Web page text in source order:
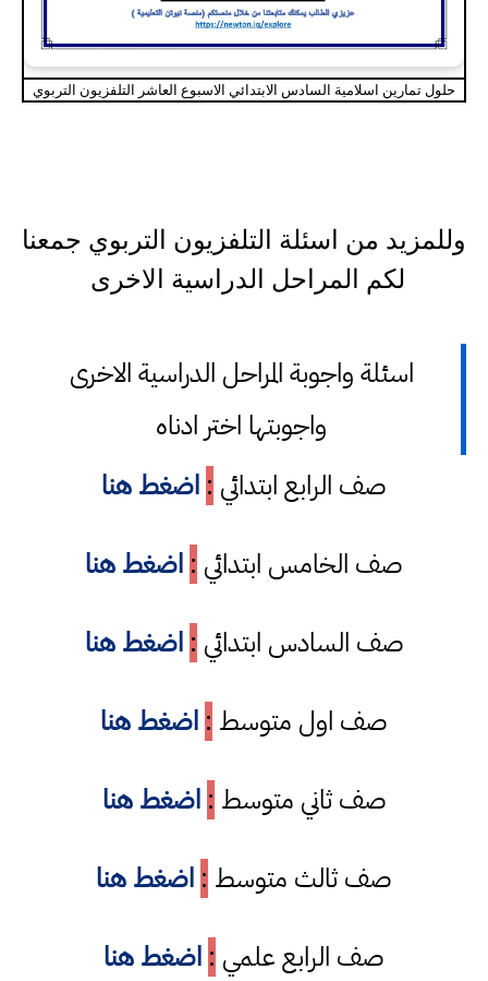
حلول تمارين اسلامية السادس الابتدائي الاسبوع العاشر التلفزيون التربوي
وللمزيد من اسئلة التلفزيون التربوي جمعنا
لكم المراحل الدراسية الاخرى
اسئلة واجوبة المراحل الدراسية الاخرى
واجوبتها اختر ادناه
صف الرابع ابتدائي : اضغط هنا
صف الخامس ابتدائي : اضغط هنا
صف السادس ابتدائي : اضغط هنا
صف اول متوسط : اضغط هنا
صف ثاني متوسط : اضغط هنا
صف ثالث متوسط : اضغط هنا
صف الرابع علمي : اضغط هنا